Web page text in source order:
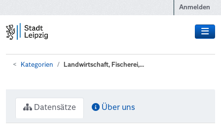
Anmelden
Kategorien Landwirtschaft, Fischerei,...
Datensätze Über uns